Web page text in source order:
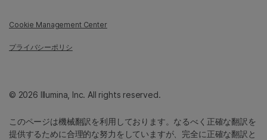
このページは機械翻訳を利用しております。なるべく正確な翻訳を
提供するために合理的な努力をしていますが、完全に正確な翻訳と
Cookie Management Center
プライバシーポリシ
© 2026 Illumina, Inc. All rights reserved.